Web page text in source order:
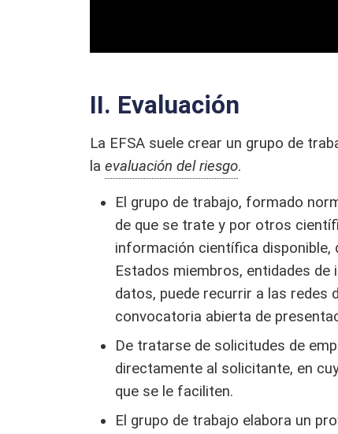
II. Evaluación
La EFSA suele crear un grupo de
la evaluación del riesgo.
El grupo de trabajo, formado
de que se trate y por otros
información científica
Estados miembros, entidades
datos, puede recurrir a las redes
convocatoria abierta de
De tratarse de solicitudes de
directamente al solicitante, en
que se le faciliten.
El grupo de trabajo elabora un